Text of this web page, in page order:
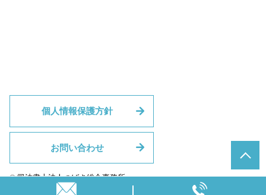
個人情報保護方針
お問い合わせ
© 司法書士法人つばさ総合事務所